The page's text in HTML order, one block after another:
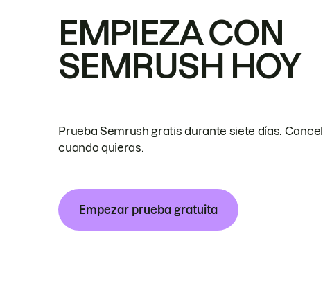
EMPIEZA CON
SEMRUSH HOY
Prueba Semrush gratis durante siete días.
cuando quieras.
Empezar prueba gratuita